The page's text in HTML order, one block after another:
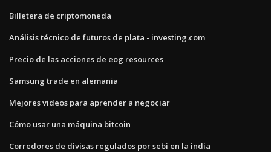
Billetera de criptomoneda
Análisis técnico de futuros de plata - investing.com
Precio de las acciones de eog resources
Samsung trade en alemania
Mejores videos para aprender a negociar
Cómo usar una máquina bitcoin
Corredores de divisas regulados por sebi en la india